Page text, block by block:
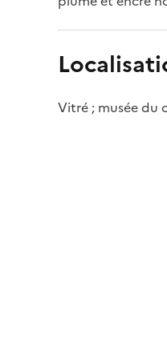
Vitré ; musée du